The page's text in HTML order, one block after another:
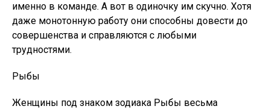
именно в команде. А вот в одиночку им скучно. Хотя
даже монотонную работу они способны довести до
совершенства и справляются с любыми
трудностями.
Рыбы
Женщины под знаком зодиака Рыбы весьма